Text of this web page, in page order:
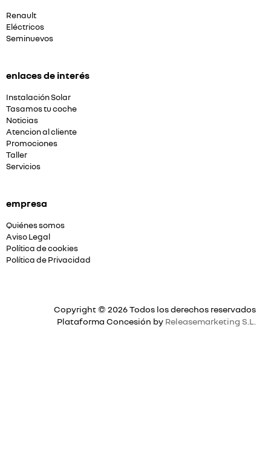
Renault
Eléctricos
Seminuevos
enlaces de interés
Instalación Solar
Tasamos tu coche
Noticias
Atencion al cliente
Promociones
Taller
Servicios
empresa
Quiénes somos
Aviso Legal
Política de cookies
Política de Privacidad
Copyright © 2026 Todos los derechos reservados
Plataforma Concesión by Releasemarketing S.L.